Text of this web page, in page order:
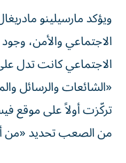
ويؤكد مارسيلينو
الاجتماعي والأمن،
الاجتماعي كانت تدل
«الشائعات والرسائل
تركّزت أولاً على موقع
من الصعب تحديد «من